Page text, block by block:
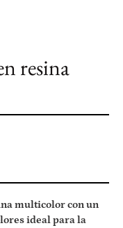
resina
multicolor con un
ideal para la